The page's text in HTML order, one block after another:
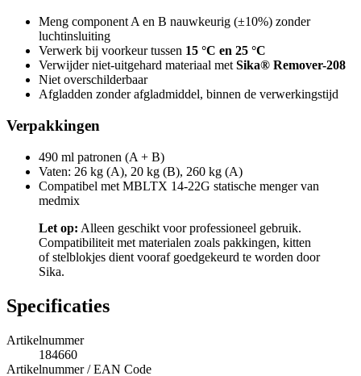
Meng component A en B nauwkeurig (±10%) zonder
luchtinsluiting
Verwerk bij voorkeur tussen 15 °C en 25 °C
Verwijder niet-uitgehard materiaal met Sika® Remover-208
Niet overschilderbaar
Afgladden zonder afgladmiddel, binnen de verwerkingstijd
Verpakkingen
490 ml patronen (A + B)
Vaten: 26 kg (A), 20 kg (B), 260 kg (A)
Compatibel met MBLTX 14-22G statische menger van
medmix
Let op: Alleen geschikt voor professioneel gebruik.
Compatibiliteit met materialen zoals pakkingen, kitten
of stelblokjes dient vooraf goedgekeurd te worden door
Sika.
Specificaties
Artikelnummer
184660
Artikelnummer / EAN Code